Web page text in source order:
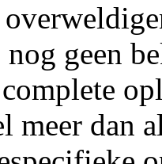
nog
meer dan